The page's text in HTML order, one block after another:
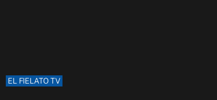
EL FIELATO TV